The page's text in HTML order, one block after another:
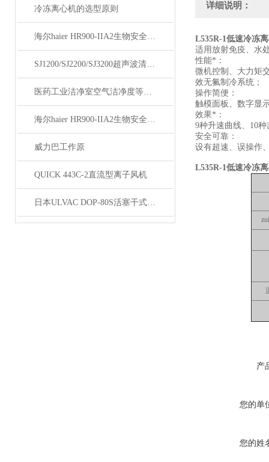
冷冻离心机的选型原则
海尔haier HR900-IIA2生物安全柜技术参数
SJ1200/SJ2200/SJ3200超声波清洗机
医药工业洁净室空气洁净度等级标
海尔haier HR900-IIA2生物安全柜技术资料
威力巴工作原
QUICK 443C-2直流型离子风机
日本ULVAC DOP-80S活塞干式真空泵技术资料
详细说明：
L535R-1低速冷冻
适用放射免疫、水
性能*：
微机控制、大力矩
效无氟制冷系统；
操作简便：
触模面板、数字显
效果*：
9种升速曲线、10
安全可靠：
设有超速、误操作
L535R-1低速冷冻
产
您的单
您的姓